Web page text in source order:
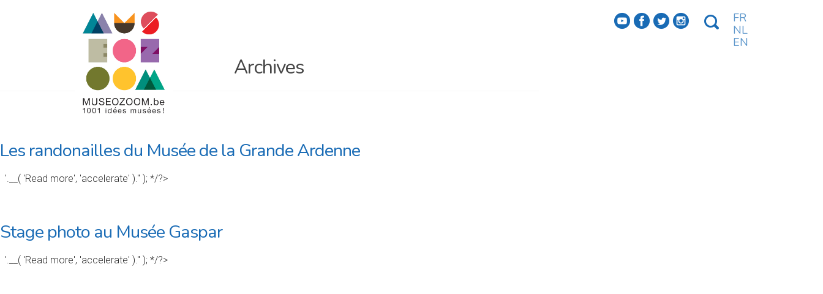
f a b e
FR
NL
EN
Archives
Les randonailles du Musée de la Grande Ardenne
'.__( 'Read more', 'accelerate' ).'' ); */?>
Stage photo au Musée Gaspar
'.__( 'Read more', 'accelerate' ).'' ); */?>